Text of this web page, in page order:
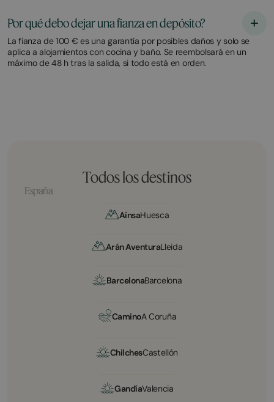
Por qué debo dejar una fianza en depósito?
La fianza de 100 € es una garantía por posibles daños y solo se
aplica a alojamientos con cocina y baño. Se reembolsará en un
máximo de 48 h tras la salida, si todo está en orden.
Todos los destinos
España
AínsaHuesca
Arán AventuraLleida
BarcelonaBarcelona
CaminoA Coruña
ChilchesCastellón
GandíaValencia